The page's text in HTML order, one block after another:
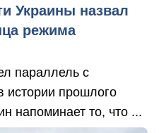
Украины назвал
режима
параллель с
истории прошлого
напоминает то, что ...